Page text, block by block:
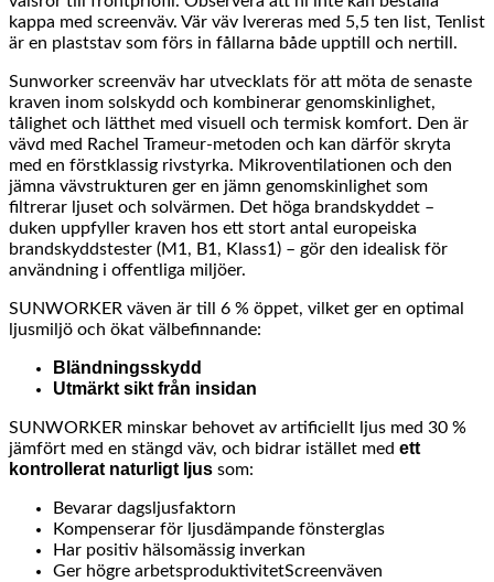
kappa med screenväv. Vär väv lvereras med 5,5 ten list, Tenlist
är en plaststav som förs in fållarna både upptill och nertill.
Sunworker screenväv har utvecklats för att möta de senaste
kraven inom solskydd och kombinerar genomskinlighet,
tålighet och lätthet med visuell och termisk komfort. Den är
vävd med Rachel Trameur-metoden och kan därför skryta
med en förstklassig rivstyrka. Mikroventilationen och den
jämna vävstrukturen ger en jämn genomskinlighet som
filtrerar ljuset och solvärmen. Det höga brandskyddet –
duken uppfyller kraven hos ett stort antal europeiska
brandskyddstester (M1, B1, Klass1) – gör den idealisk för
användning i offentliga miljöer.
SUNWORKER väven är till 6 % öppet, vilket ger en optimal
ljusmiljö och ökat välbefinnande:
Bländningsskydd
Utmärkt sikt från insidan
SUNWORKER minskar behovet av artificiellt ljus med 30 %
jämfört med en stängd väv, och bidrar istället med ett
kontrollerat naturligt ljus som:
Bevarar dagsljusfaktorn
Kompenserar för ljusdämpande fönsterglas
Har positiv hälsomässig inverkan
Ger högre arbetsproduktivitetScreenväven